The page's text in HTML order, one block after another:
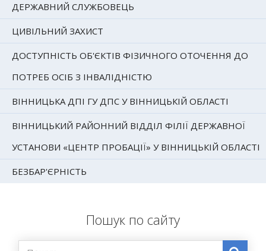
ДЕРЖАВНИЙ СЛУЖБОВЕЦЬ
ЦИВІЛЬНИЙ ЗАХИСТ
ДОСТУПНІСТЬ ОБ'ЄКТІВ ФІЗИЧНОГО ОТОЧЕННЯ ДО
ПОТРЕБ ОСІБ З ІНВАЛІДНІСТЮ
ВІННИЦЬКА ДПІ ГУ ДПС У ВІННИЦЬКІЙ ОБЛАСТІ
ВІННИЦЬКИЙ РАЙОННИЙ ВІДДІЛ ФІЛІЇ ДЕРЖАВНОЇ
УСТАНОВИ «ЦЕНТР ПРОБАЦІЇ» У ВІННИЦЬКІЙ ОБЛАСТІ
БЕЗБАР'ЄРНІСТЬ
Пошук по сайту